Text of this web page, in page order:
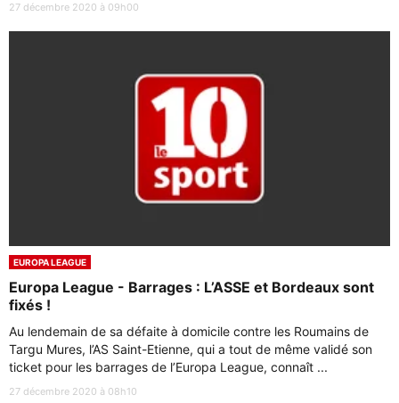
27 décembre 2020 à 09h00
EUROPA LEAGUE
Europa League - Barrages : L’ASSE et Bordeaux sont
fixés !
Au lendemain de sa défaite à domicile contre les Roumains de
Targu Mures, l’AS Saint-Etienne, qui a tout de même validé son
ticket pour les barrages de l’Europa League, connaît ...
27 décembre 2020 à 08h10